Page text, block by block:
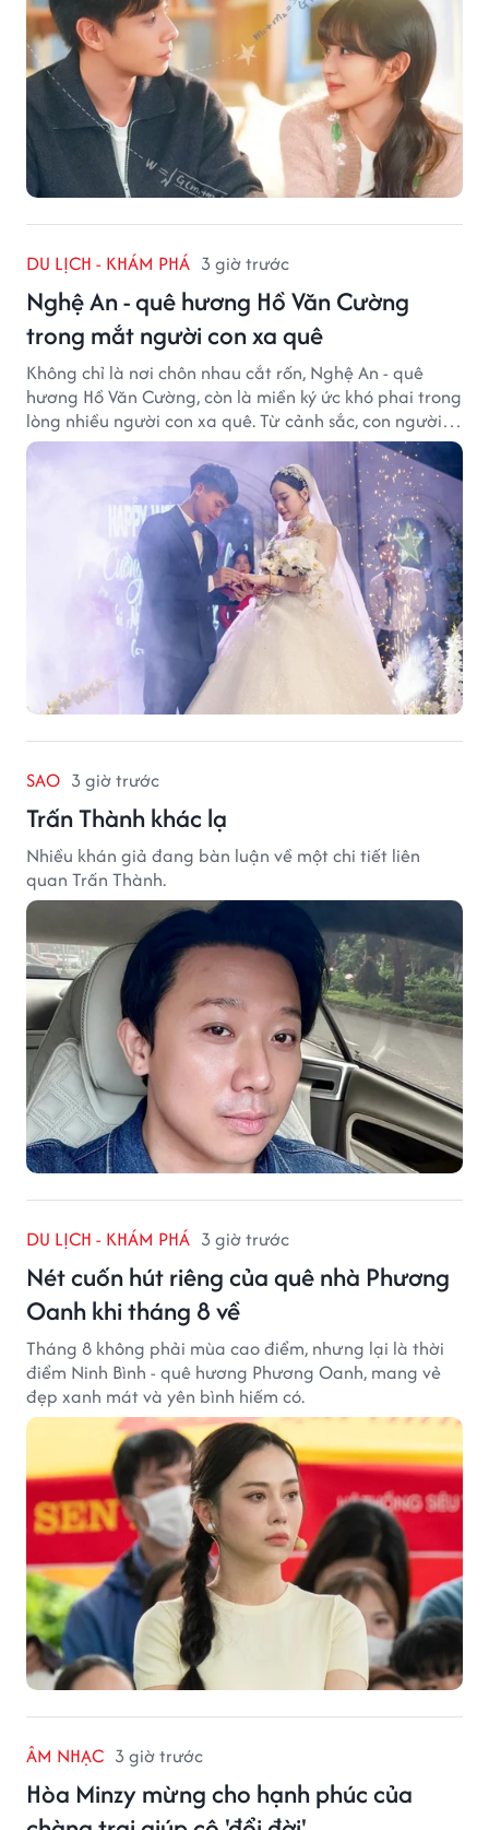
DU LỊCH - KHÁM PHÁ 3 giờ trước
Nghệ An - quê hương Hồ Văn Cường
trong mắt người con xa quê
Không chỉ là nơi chôn nhau cắt rốn, Nghệ An - quê
hương Hồ Văn Cường, còn là miền ký ức khó phai trong
lòng nhiều người con xa quê. Từ cảnh sắc, con người
đến hương vị quê nhà, tất cả đều trở thành những
điều khiến họ luôn mong ngày trở về.
SAO 3 giờ trước
Trấn Thành khác lạ
Nhiều khán giả đang bàn luận về một chi tiết liên
quan Trấn Thành.
DU LỊCH - KHÁM PHÁ 3 giờ trước
Nét cuốn hút riêng của quê nhà Phương
Oanh khi tháng 8 về
Tháng 8 không phải mùa cao điểm, nhưng lại là thời
điểm Ninh Bình - quê hương Phương Oanh, mang vẻ
đẹp xanh mát và yên bình hiếm có.
ÂM NHẠC 3 giờ trước
Hòa Minzy mừng cho hạnh phúc của